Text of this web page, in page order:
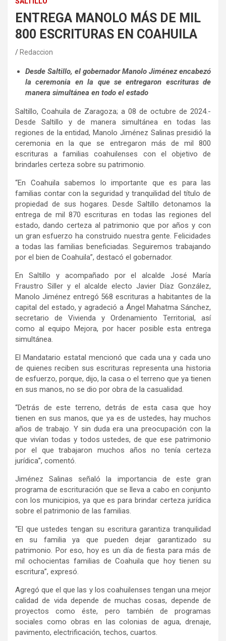
ENTREGA MANOLO MÁS DE MIL
800 ESCRITURAS EN COAHUILA
Redaccion
Desde Saltillo, el gobernador Manolo Jiménez encabezó
la ceremonia en la que se entregaron escrituras de
manera simultánea en todo el estado
Saltillo, Coahuila de Zaragoza; a 08 de octubre de 2024.-
Desde Saltillo y de manera simultánea en todas las
regiones de la entidad, Manolo Jiménez Salinas presidió la
ceremonia en la que se entregaron más de mil 800
escrituras a familias coahuilenses con el objetivo de
brindarles certeza sobre su patrimonio.
“En Coahuila sabemos lo importante que es para las
familias contar con la seguridad y tranquilidad del título de
propiedad de sus hogares. Desde Saltillo detonamos la
entrega de mil 870 escrituras en todas las regiones del
estado, dando certeza al patrimonio que por años y con
un gran esfuerzo ha construido nuestra gente. Felicidades
a todas las familias beneficiadas. Seguiremos trabajando
por el bien de Coahuila”, destacó el gobernador.
En Saltillo y acompañado por el alcalde José María
Fraustro Siller y el alcalde electo Javier Díaz González,
Manolo Jiménez entregó 568 escrituras a habitantes de la
capital del estado, y agradeció a Ángel Mahatma Sánchez,
secretario de Vivienda y Ordenamiento Territorial, así
como al equipo Mejora, por hacer posible esta entrega
simultánea.
El Mandatario estatal mencionó que cada una y cada uno
de quienes reciben sus escrituras representa una historia
de esfuerzo, porque, dijo, la casa o el terreno que ya tienen
en sus manos, no se dio por obra de la casualidad.
“Detrás de este terreno, detrás de esta casa que hoy
tienen en sus manos, que ya es de ustedes, hay muchos
años de trabajo. Y sin duda era una preocupación con la
que vivían todas y todos ustedes, de que ese patrimonio
por el que trabajaron muchos años no tenía certeza
jurídica”, comentó.
Jiménez Salinas señaló la importancia de este gran
programa de escrituración que se lleva a cabo en conjunto
con los municipios, ya que es para brindar certeza jurídica
sobre el patrimonio de las familias.
“El que ustedes tengan su escritura garantiza tranquilidad
en su familia ya que pueden dejar garantizado su
patrimonio. Por eso, hoy es un día de fiesta para más de
mil ochocientas familias de Coahuila que hoy tienen su
escritura”, expresó.
Agregó que el que las y los coahuilenses tengan una mejor
calidad de vida depende de muchas cosas, depende de
proyectos como éste, pero también de programas
sociales como obras en las colonias de agua, drenaje,
pavimento, electrificación, techos, cuartos.